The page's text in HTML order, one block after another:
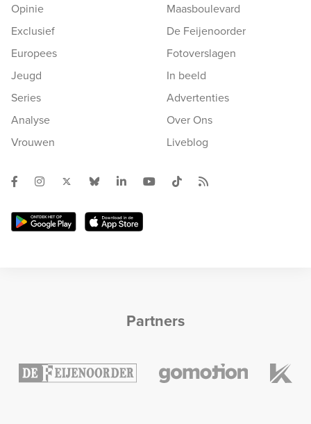
Opinie
Exclusief
Europees
Jeugd
Series
Analyse
Vrouwen
Maasboulevard
De Feijenoorder
Fotoverslagen
In beeld
Advertenties
Over Ons
Liveblog
Partners